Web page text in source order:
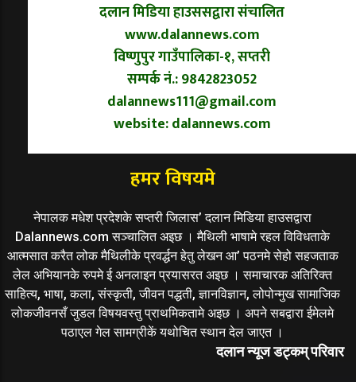
दलान मिडिया हाउससद्वारा संचालित
www.dalannews.com
विष्णुपुर गाउँपालिका-१, सप्तरी
सम्पर्क नं.: 9842823052
dalannews111@gmail.com
website: dalannews.com
हमर विषयमे
नेपालक मधेश प्रदेशके सप्तरी जिलास’ दलान मिडिया हाउसद्वारा
Dalannews.com सञ्चालित अइछ । मैथिली भाषामे रहल विविधताके
आत्मसात करैत लोक मैथिलीके प्रवर्द्धन हेतु लेखन आ’ पठनमे सेहो सहजताक
लेल अभियानके रुपमे ई अनलाइन प्रयासरत अइछ । समाचारक अतिरिक्त
साहित्य, भाषा, कला, संस्कृती, जीवन पद्धती, ज्ञानविज्ञान, लोपोन्मुख सामाजिक
लोकजीवनसँ जुडल विषयवस्तु प्राथमिकतामे अइछ । अपने सबद्वारा ईमेलमे
पठाएल गेल सामग्रीकें यथोचित स्थान देल जाएत ।
दलान न्यूज डट्कम् परिवार